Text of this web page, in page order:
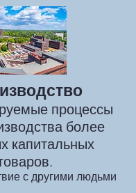
процессы
более
капитальных
с другими людьми